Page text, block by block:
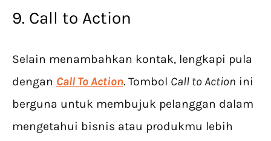
9. Call to Action
Selain menambahkan kontak, lengkapi pula
dengan Call To Action. Tombol Call to Action ini
berguna untuk membujuk pelanggan dalam
mengetahui bisnis atau produkmu lebih